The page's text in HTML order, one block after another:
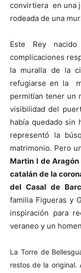
convirtiera en una
rodeada de una
Este Rey
complicaciones
la muralla de la
refugiarse en la
permitían tener un
visibilidad del
había quedado sin
representó la
matrimonio. Pero
Martin I de
catalán de la
del Casal de
familia Figueras y
inspiración para
veraneo y un
La Torre de
restos de la original.